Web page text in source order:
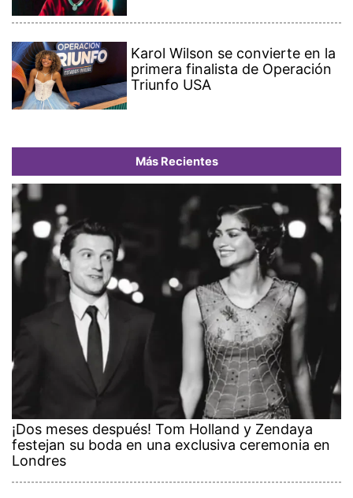
Karol Wilson se convierte en la
primera finalista de Operación
Triunfo USA
Más Recientes
¡Dos meses después! Tom Holland y Zendaya
festejan su boda en una exclusiva ceremonia en
Londres